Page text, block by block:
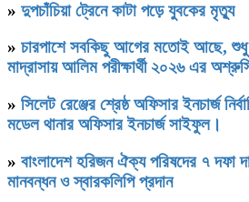
» দুপচাঁচিয়া ট্রেনে কাটা পড়ে যুবকের মৃত্যু
» চারপাশে সবকিছু আগের মতোই আছে,
মাদ্রাসায় আলিম পরীক্ষার্থী ২০২৬ এর
» সিলেট রেঞ্জের শ্রেষ্ঠ অফিসার ইনচার্জ
মডেল থানার অফিসার ইনচার্জ সাইফুল।
» বাংলাদেশ হরিজন ঐক্য পরিষদের ৭ দফা
মানবন্ধন ও স্বারকলিপি প্রদান